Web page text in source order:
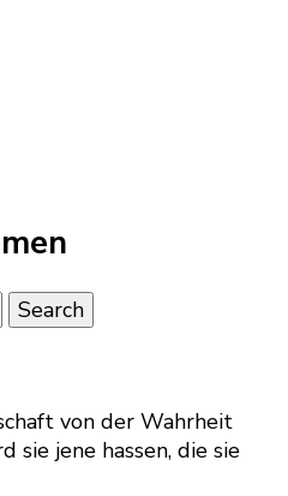
von der Wahrheit
sie jene hassen, die sie